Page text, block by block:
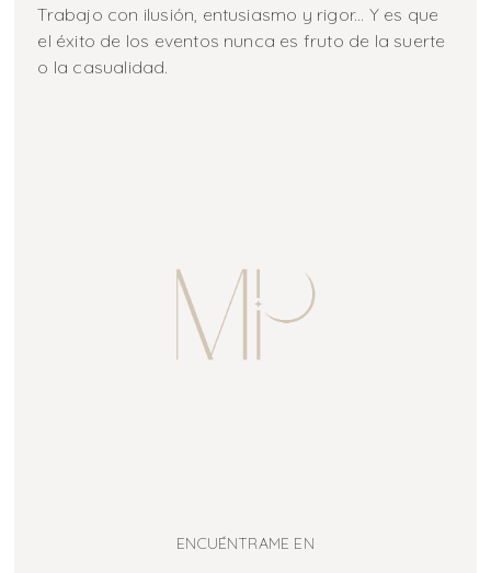
Trabajo con ilusión, entusiasmo y rigor... Y es que
el éxito de los eventos nunca es fruto de la suerte
o la casualidad.
ENCUÉNTRAME EN